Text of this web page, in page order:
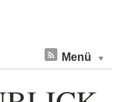
Menü